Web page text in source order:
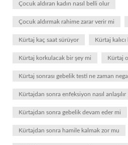
Çocuk aldıran kadın nasıl belli olur
Çocuk aldırmak rahime zarar verir mi
Kürtaj kaç saat sürüyor Kürtaj kalıcı
Kürtaj korkulacak bir şey mi Kürtaj
Kürtaj sonrası gebelik testi ne zaman
Kürtajdan sonra enfeksiyon nasıl anlaşılır
Kürtajdan sonra gebelik devam eder mi
Kürtajdan sonra hamile kalmak zor mu